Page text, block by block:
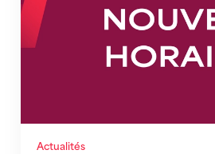
Actualités